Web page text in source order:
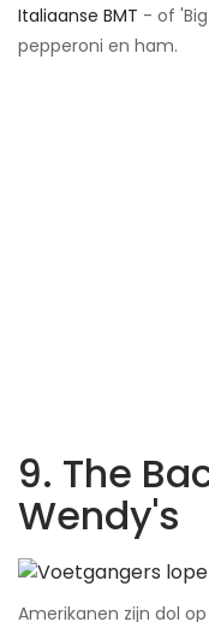
Italiaanse BMT - of
pepperoni en ham.
9. The
Wendy's
Amerikanen zijn dol